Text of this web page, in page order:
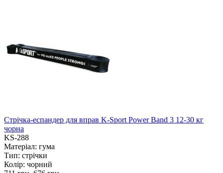
Стрічка-еспандер для вправ K-Sport Power Band 3 12-30 кг
чорна
KS-288
Матеріал: гума
Тип: стрічки
Колір: чорний